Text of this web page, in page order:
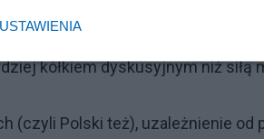
z rozstawionymi łapkami).
plany niż zajmować się
kółkiem dyskusyjnym niż siłą
(czyli Polski też), uzależnienie od
USTAWIENIA